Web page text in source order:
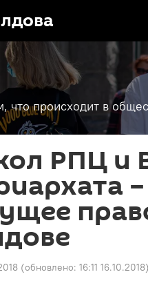
что происходит в
РПЦ и
(обновлено: 16:11 16.10.2018)